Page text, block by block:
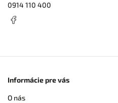
0914 110 400
Informácie pre vás
O nás